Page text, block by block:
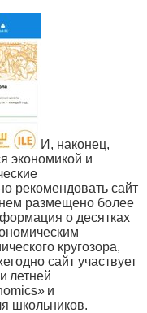
И, наконец,
экономикой и
рекомендовать сайт
размещено более
о десятках
кругозора,
сайт участвует
летней
и
школьников.